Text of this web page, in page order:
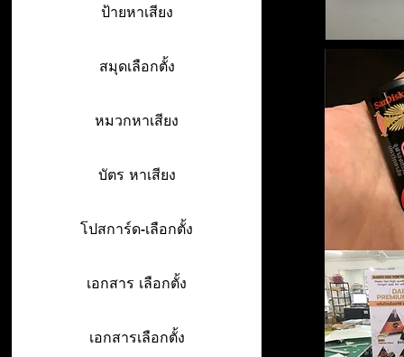
ป้ายหาเสียง
สมุดเลือกตั้ง
หมวกหาเสียง
บัตร หาเสียง
โปสการ์ด-เลือกตั้ง
เอกสาร เลือกตั้ง
เอกสารเลือกตั้ง